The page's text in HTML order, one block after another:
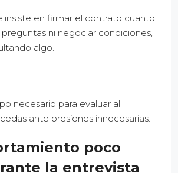
insiste en firmar el contrato cuanto
preguntas ni negociar condiciones,
algo.
necesario para evaluar al
ante presiones innecesarias.
poco
la entrevista